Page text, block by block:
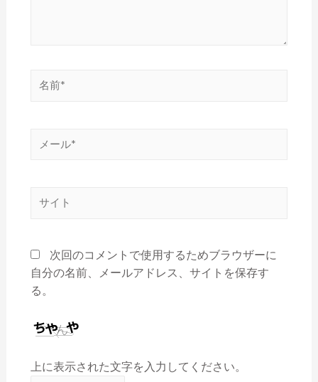
次回のコメントで使用するためブラウザーに
自分の名前、メールアドレス、サイトを保存す
る。
上に表示された文字を入力してください。